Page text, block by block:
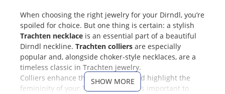
SHOW MORE
When choosing the right jewelry for your Dirndl, you’re
spoiled for choice. But one thing is certain: a stylish
Trachten necklace is an essential part of a beautiful
Dirndl neckline. Trachten colliers are especially
popular and, alongside choker-style necklaces, are a
timeless classic in Trachten jewelry.
Colliers enhance the décolletage and highlight the
femininity of your Trachten outfit. It’s important to